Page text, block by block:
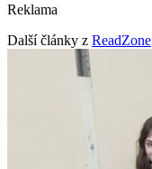
Reklama
Další články z ReadZone